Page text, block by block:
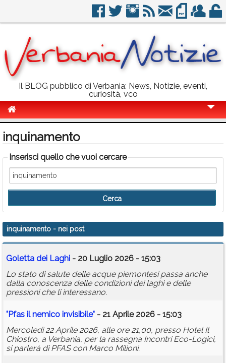
Il BLOG pubblico di Verbania: News, Notizie, eventi,
curiosità, vco
Politica
Sport
Eventi
Info Utili
Rubriche
Calendario
Annunci
inquinamento
Inserisci quello che vuoi cercare
inquinamento - nei post
Goletta dei Laghi - 20 Luglio 2026 - 15:03
Lo stato di salute delle acque piemontesi passa anche
dalla conoscenza delle condizioni dei laghi e delle
pressioni che li interessano.
"Pfas il nemico invisibile" - 21 Aprile 2026 - 15:03
Mercoledì 22 Aprile 2026, alle ore 21,00, presso Hotel Il
Chiostro, a Verbania, per la rassegna Incontri Eco-Logici,
si parlerà di PFAS con Marco Milioni.